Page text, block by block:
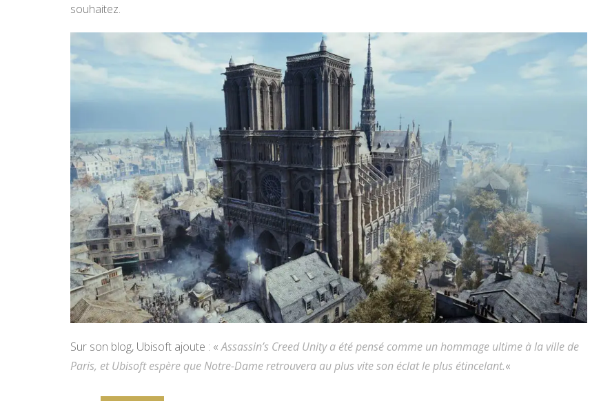
souhaitez.
Sur son blog, Ubisoft ajoute : «Assassin’s Creed Unity a été pensé comme un hommage ultime à la ville de
Paris, et Ubisoft espère que Notre-Dame retrouvera au plus vite son éclat le plus étincelant.«